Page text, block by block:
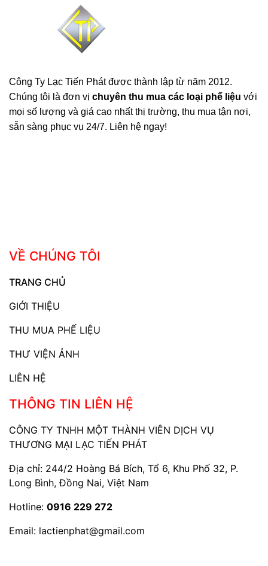
Công Ty Lạc Tiến Phát được thành lập từ năm 2012.
Chúng tôi là đơn vị chuyên thu mua các loại phế liệu với
mọi số lượng và giá cao nhất thị trường, thu mua tận nơi,
sẵn sàng phục vụ 24/7. Liên hệ ngay!
VỀ CHÚNG TÔI
TRANG CHỦ
GIỚI THIỆU
THU MUA PHẾ LIỆU
THƯ VIỆN ẢNH
LIÊN HỆ
THÔNG TIN LIÊN HỆ
CÔNG TY TNHH MỘT THÀNH VIÊN DỊCH VỤ
THƯƠNG MẠI LẠC TIẾN PHÁT
Địa chỉ: 244/2 Hoàng Bá Bích, Tổ 6, Khu Phố 32, P.
Long Bình, Đồng Nai, Việt Nam
Hotline: 0916 229 272
Email: lactienphat@gmail.com